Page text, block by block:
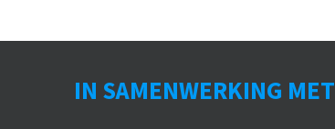
IN SAMENWERKING MET